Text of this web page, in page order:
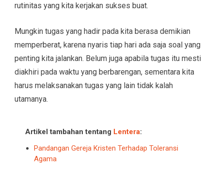
rutinitas yang kita kerjakan sukses buat.
Mungkin tugas yang hadir pada kita berasa demikian
memperberat, karena nyaris tiap hari ada saja soal yang
penting kita jalankan. Belum juga apabila tugas itu mesti
diakhiri pada waktu yang berbarengan, sementara kita
harus melaksanakan tugas yang lain tidak kalah
utamanya.
Artikel tambahan tentang Lentera:
Pandangan Gereja Kristen Terhadap Toleransi
Agama